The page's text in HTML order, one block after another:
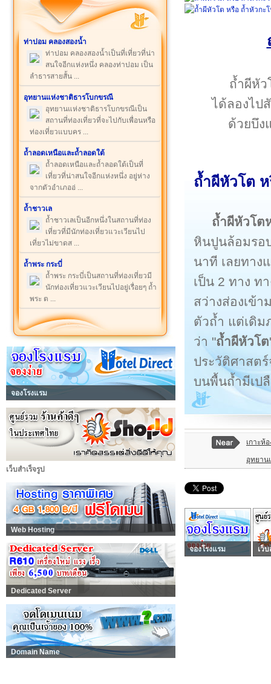
ท่าปอม คลองสองน้ำ
ท่าปอม คลองสองน้ำเป็นที่เที่ยวที่น่า
สนใจอีกแห่งหนึ่ง คลองท่าปอม เป็น
ลำธารสายสั้น ...
อุทยานแห่งชาติธารโบกขรณี
อุทยานแห่งชาติธารโบกขรณีเป็น
สถานที่ท่องเที่ยวที่จะไปกับเพื่อนหรือ
ท่องเที่ยวแบบคร ...
ถ้ำลอดเหนือและถ้ำลอดใต้
ถ้ำลอดเหนือและถ้ำลอดใต้เป็นที่
เที่ยวที่น่าสนใจอีกแห่งหนึ่ง อยู่ห่าง
จากตัวอำเภออ่ ...
ถ้ำชาวเล
ถ้ำชาวเลเป็นอีกหนึ่งในสถานที่ท่อง
เที่ยวที่มีนักท่องเที่ยวแวะเวียนไป
เที่ยวไม่ขาดส ...
ถ้ำพระ กระบี่
ถ้ำพระ กระบี่เป็นสถานที่ท่องเที่ยวมี
นักท่องเที่ยวแวะเวียนไปอยู่เรื่อยๆ ถ้ำ
พระ ต ...
จองโรงแรม
เว็บสำเร็จรูป
Web Hosting
Dedicated Server
Domain Name
ถ้ำผีหั
ได้ลองไป
ด้วยบึง
ถ้ำผีหัวโต
ถ้ำผีหัวโต
หินปูนล้อมรอ
นาที เลยทาง
เป็น 2 ทาง ท
สว่างส่องเข้า
ตัวถ้ำ แต่เดิ
ว่า "ถ้ำผีหัวโต
ประวัติศาสต
บนพื้นถ้ำมีเป
เกาะห้
อุทยาน
จองโรงแรม เว็